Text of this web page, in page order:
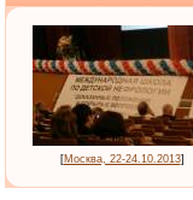
[Москва, 22-24.10.2013]